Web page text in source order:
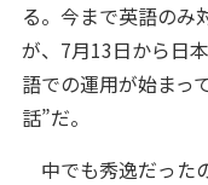
る。今まで英語のみ
が、7月13日から日
語での運用が始まっ
話”だ。
中でも秀逸だった